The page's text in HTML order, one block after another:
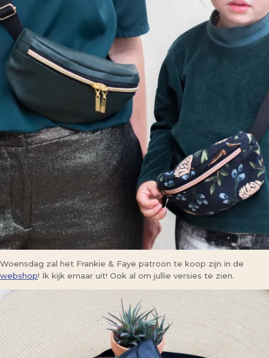
Woensdag zal het Frankie & Faye patroon te koop zijn in de
webshop! Ik kijk ernaar uit! Ook al om jullie versies te zien.